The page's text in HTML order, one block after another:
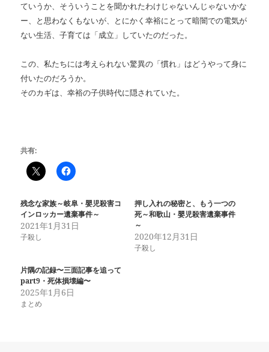
ていうか、そういうことを聞かれたわけじゃないんじゃないかな
ー、と思わなくもないが、とにかく幸裕にとって暗闇での電気が
ない生活、子育ては「成立」していたのだった。
この、私たちには考えられない驚異の「慣れ」はどうやって身に
付いたのだろうか。
そのカギは、幸裕の子供時代に隠されていた。
共有:
残念な家族～岐阜・嬰児殺害コ
インロッカー遺棄事件～
2021年1月31日
子殺し
押し入れの秘密と、もう一つの
死～和歌山・嬰児殺害遺棄事件
～
2020年12月31日
子殺し
片隅の記録〜三面記事を追って
part9・死体損壊編〜
2025年1月6日
まとめ